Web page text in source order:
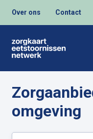
Over ons Contact
omgeving